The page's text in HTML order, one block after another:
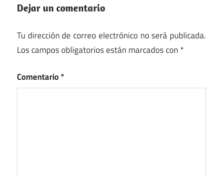
Dejar un comentario
Tu dirección de correo electrónico no será publicada.
Los campos obligatorios están marcados con *
Comentario*